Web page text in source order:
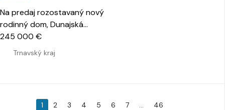
Na predaj rozostavaný nový
rodinný dom, Dunajská
Streda.…
Trnavský kraj
245 000 €
1 2 3 4 5 6 7 ... 46